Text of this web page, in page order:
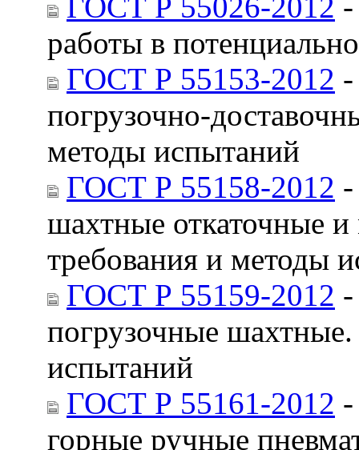
работы в
ГОСТ Р 55153-2012
погрузочно-
методы испытаний
ГОСТ Р 55158-2012
шахтные откаточные
требования и методы
ГОСТ Р 55159-2012
погрузочные
испытаний
ГОСТ Р 55161-2012
горные ручные